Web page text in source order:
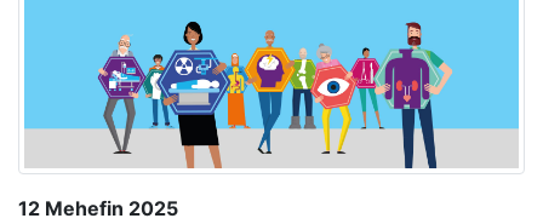
12 Mehefin 2025